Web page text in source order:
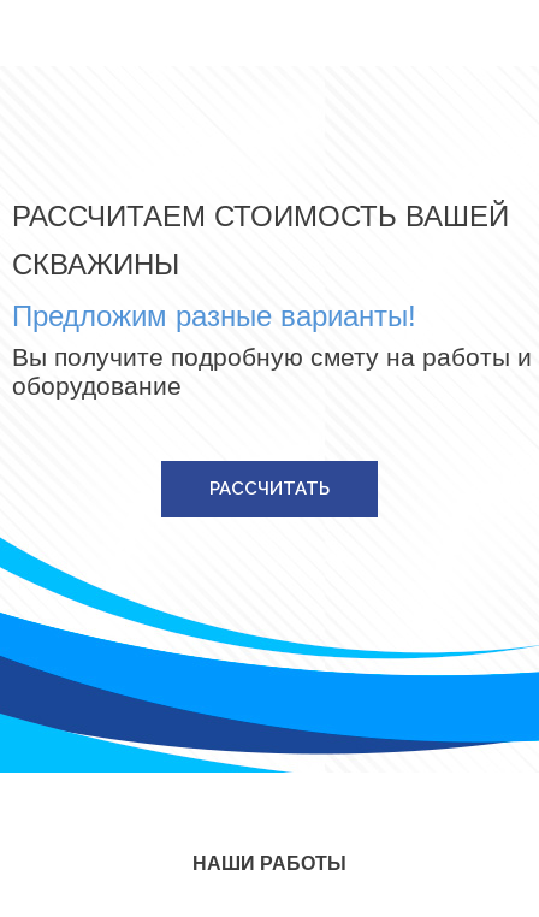
РАССЧИТАЕМ СТОИМОСТЬ ВАШЕЙ
СКВАЖИНЫ
Предложим разные варианты!
Вы получите подробную смету на работы и
оборудование
РАССЧИТАТЬ
НАШИ РАБОТЫ